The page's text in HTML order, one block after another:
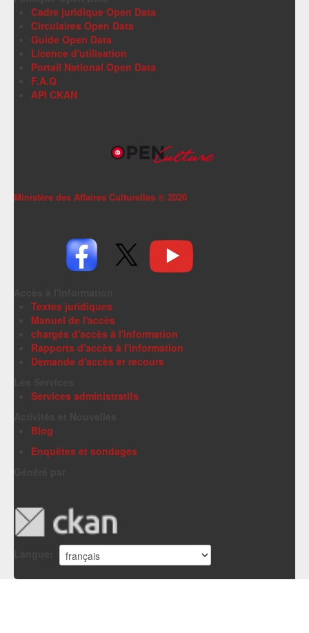
Cadre juridique Open Data
Circulaires Open Data
Guide Open Data
Licence d'utilisation
Portail National Open Data
F.A.Q
API CKAN
Ministère des Affaires Culturelles © 2026
Textes juridiques
Manuel de l'accès
chargés d'accès à l'information
Rapports d'accès à l'information
Demande d'accès et recours
Services administratifs
Blog
Enquêtes et sondages